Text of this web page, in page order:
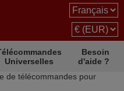
Universelles
Besoin
d'aide ?
de télécommandes pour